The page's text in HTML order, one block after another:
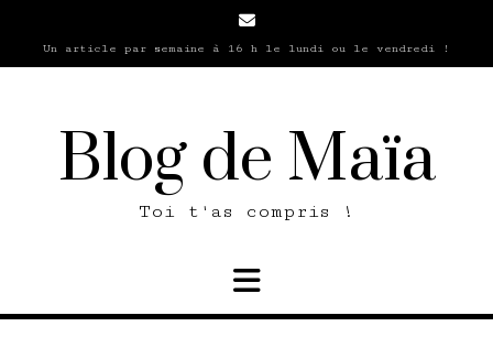
contentUn article par semaine à 16 h le lundi ou le vendredi !
Blog de Maïa
Toi t'as compris !